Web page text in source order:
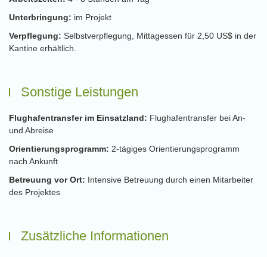
Unterbringung: im Projekt
Verpflegung: Selbstverpflegung, Mittagessen für 2,50 US$ in der
Kantine erhältlich.
Sonstige Leistungen
Flughafentransfer im Einsatzland: Flughafentransfer bei An-
und Abreise
Orientierungsprogramm: 2-tägiges Orientierungsprogramm
nach Ankunft
Betreuung vor Ort: Intensive Betreuung durch einen Mitarbeiter
des Projektes
Zusätzliche Informationen